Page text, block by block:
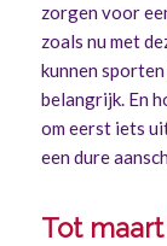
zorgen voor
zoals nu met
kunnen
belangrijk. En
om eerst iets
een dure
Tot maart